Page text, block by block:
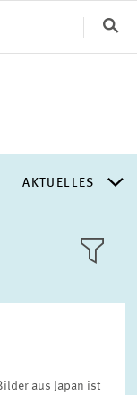
AKTUELLES
AKTUELLES
ÜBER DAS ZEW
aus Japan ist